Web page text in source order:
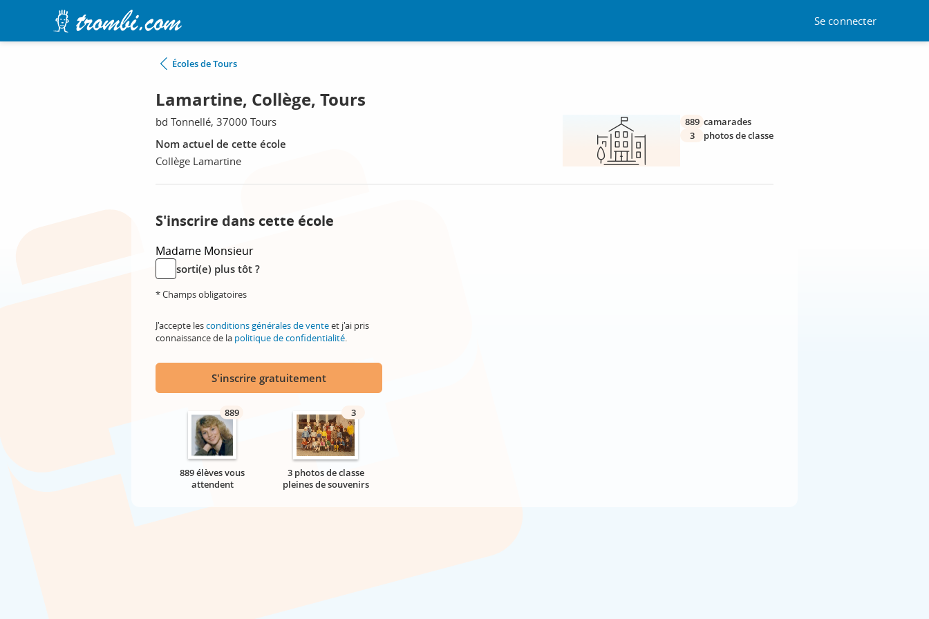
Se connecter
Écoles de Tours
Lamartine, Collège, Tours
bd Tonnellé, 37000 Tours
Nom actuel de cette école
Collège Lamartine
889 camarades
3
photos de classe
S'inscrire dans cette école
Madame Monsieur
sorti(e) plus tôt ?
* Champs obligatoires
J'accepte lesconditions générales de venteet j'ai pris
connaissance de la politique de confidentialité.
S'inscrire gratuitement
889
889 élèves vous
attendent
3
3 photos de classe
pleines de souvenirs